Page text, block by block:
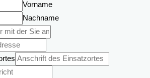
Vorname
Nachname